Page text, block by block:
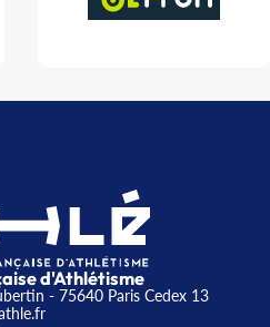
d'Athlétisme
- 75640 Paris Cedex 13